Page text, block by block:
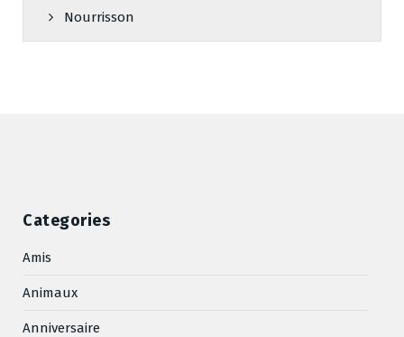
Nourrisson
Categories
Amis
Animaux
Anniversaire